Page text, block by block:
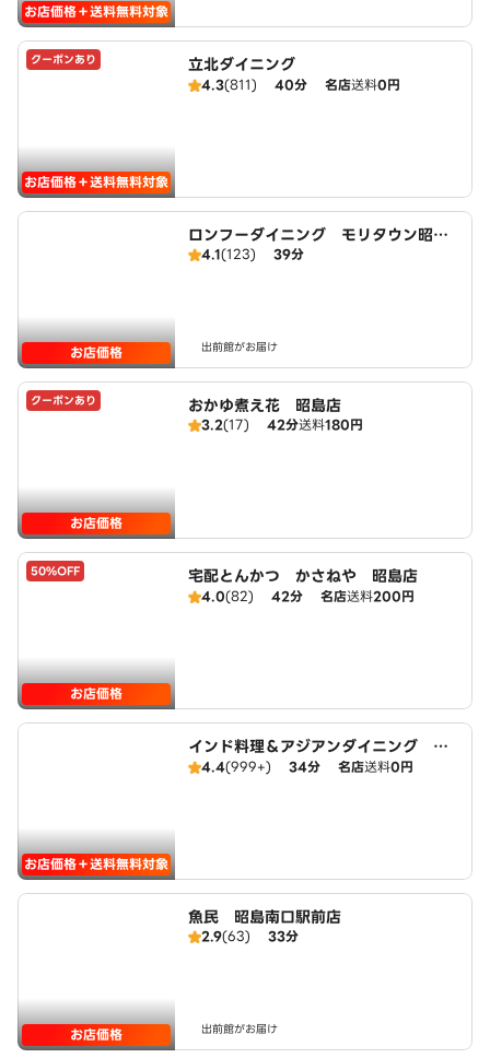
お店価格＋送料無料対象
クーポンあり
お店価格＋送料無料対象
立北ダイニング
4.3(811) 40分 名店送料0円
お店価格
ロンフーダイニング モリタウン昭島
店4.1(123) 39分
出前館がお届け
クーポンあり
お店価格
おかゆ煮え花 昭島店
3.2(17) 42分送料180円
50%OFF
お店価格
宅配とんかつ かさねや 昭島店
4.0(82) 42分 名店送料200円
お店価格＋送料無料対象
インド料理＆アジアンダイニング He
aven
4.4(999+) 34分 名店送料0円
お店価格
魚民 昭島南口駅前店
2.9(63) 33分
出前館がお届け